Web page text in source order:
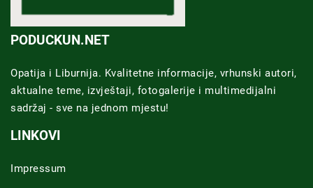
PODUCKUN.NET
Opatija i Liburnija. Kvalitetne informacije, vrhunski autori,
aktualne teme, izvještaji, fotogalerije i multimedijalni
sadržaj - sve na jednom mjestu!
LINKOVI
Impressum